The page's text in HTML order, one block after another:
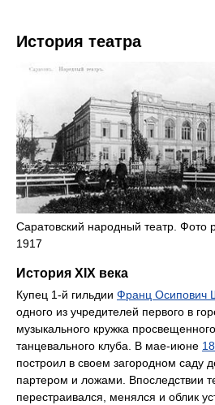
История театра
Саратовский народный театр. Фото
1917
История XIX века
Купец 1-й гильдии Франц Осипович
одного из учредителей первого в
музыкального кружка
танцевального клуба. В мае-июне
построил в своем загородном саду
партером и ложами. Впоследствии
перестраивался, менялся и облик